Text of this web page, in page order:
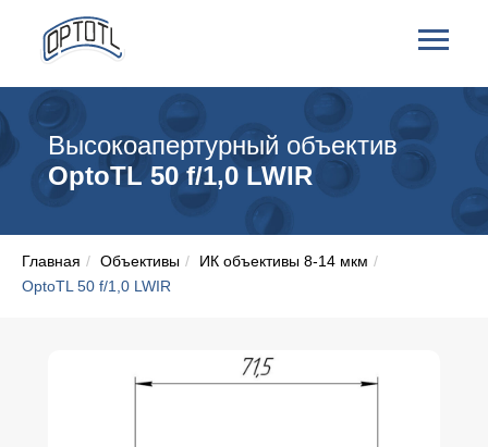
Высокоапертурный объектив
OptoTL 50 f/1,0 LWIR
Главная / Объективы / ИК объективы 8-14 мкм /
OptoTL 50 f/1,0 LWIR